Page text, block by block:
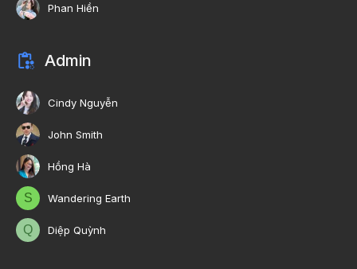
Phan Hiền
Admin
Cindy Nguyễn
John Smith
Hồng Hà
S Wandering Earth
Q Diệp Quỳnh